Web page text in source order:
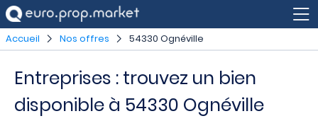
Accueil Nos offres 54330 Ognéville
Entreprises : trouvez un bien
disponible à 54330 Ognéville